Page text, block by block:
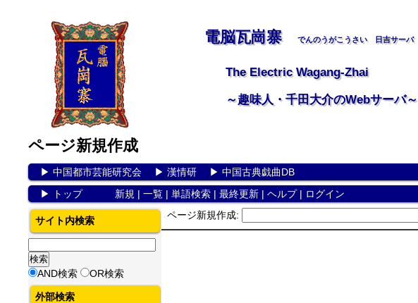
電脳瓦崗寨 でんのうがこうさい 日吉サーバ
The Electric Wagang-Zhai
～趣味人・千田大介のWebサーバ～
ページ新規作成
▶ 中国都市芸能研究会▶ 漢情研▶ 中国古典戯曲DB
▶
トップ 新規 | 一覧| 単語検索| 最終更新| ヘルプ| ログイン
ページ新規作成:
サイト内検索
AND検索 OR検索
外部検索